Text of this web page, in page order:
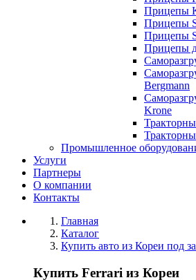
Прицепы
Прицепы
Прицепы
Прицепы
Bergmann
Krone
Промышленное
Услуги
Партнеры
О компании
Контакты
Главная
Каталог
Купить авто из Кореи под
Купить Ferrari из Кореи